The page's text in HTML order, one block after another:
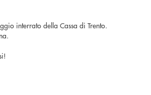
interrato della Cassa di Trento.